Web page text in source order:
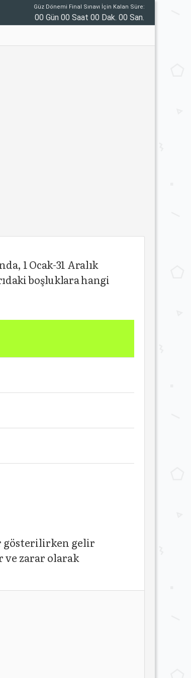
Güz Dönemi Final Sınavı İçin Kalan Süre:
00 Gün 00 Saat 00 Dak. 00 San.
1 Ocak-31 Aralık
boşluklara hangi
gösterilirken gelir
ve zarar olarak